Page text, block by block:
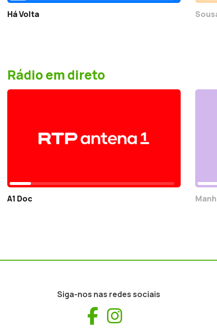
Há Volta
Rádio em direto
A1 Doc
Siga-nos nas redes sociais
Facebook